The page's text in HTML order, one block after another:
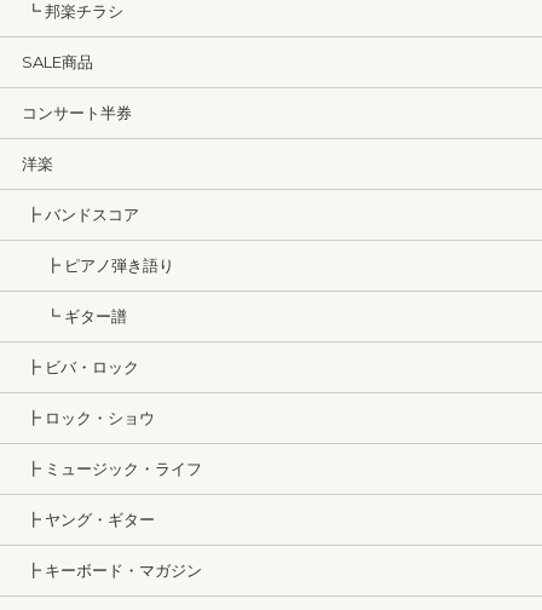
┗ 邦楽チラシ
SALE商品
コンサート半券
洋楽
┣ バンドスコア
┣ ピアノ弾き語り
┗ ギター譜
┣ ビバ・ロック
┣ ロック・ショウ
┣ ミュージック・ライフ
┣ ヤング・ギター
┣ キーボード・マガジン